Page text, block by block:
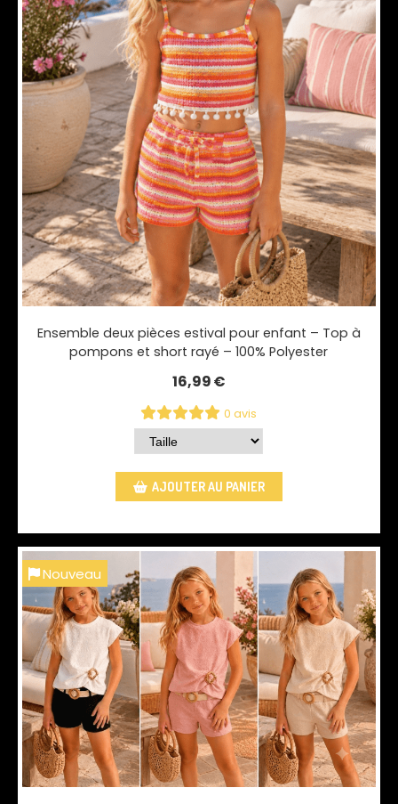
Ensemble deux pièces estival pour enfant – Top à
pompons et short rayé – 100% Polyester
16,99€
0 avis
AJOUTER AU PANIER
Nouveau